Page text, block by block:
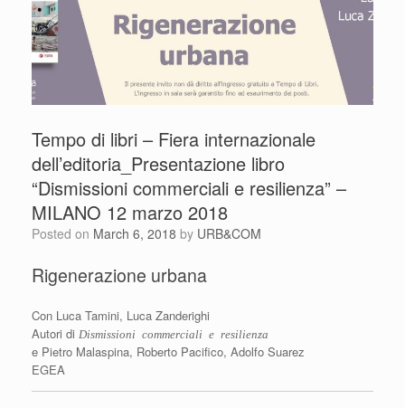
Tempo di libri – Fiera internazionale
dell’editoria_Presentazione libro
“Dismissioni commerciali e resilienza” –
MILANO 12 marzo 2018
Posted on March 6, 2018 by URB&COM
Rigenerazione urbana
Con Luca Tamini, Luca Zanderighi
Autori di Dismissioni commerciali e resilienza
e Pietro Malaspina, Roberto Pacifico, Adolfo Suarez
EGEA